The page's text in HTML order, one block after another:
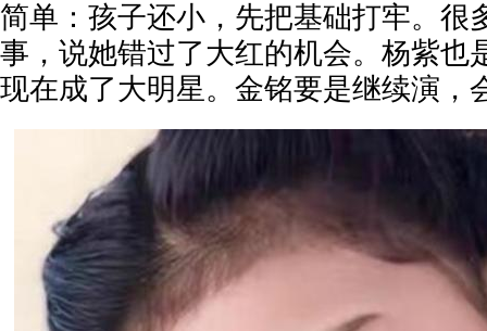
简单：孩子还小，先把基础打牢。很
事，说她错过了大红的机会。杨紫也
现在成了大明星。金铭要是继续演，